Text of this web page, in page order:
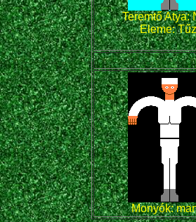
Teremtő Atya:
Eleme:
Monyók: